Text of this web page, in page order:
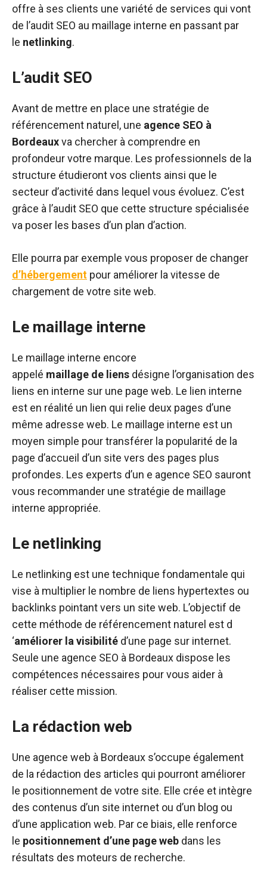
offre à ses clients une variété de services qui vont
de l’audit SEO au maillage interne en passant par
le netlinking.
L’audit SEO
Avant de mettre en place une stratégie de
référencement naturel, une agence SEO à
Bordeauxva chercher à comprendre en
profondeur votre marque. Les professionnels de la
structure étudieront vos clients ainsi que le
secteur d’activité dans lequel vous évoluez. C’est
grâce à l’audit SEO que cette structure spécialisée
va poser les bases d’un plan d’action.
Elle pourra par exemple vous proposer de changer
d’hébergement pour améliorer la vitesse de
chargement de votre site web.
Le maillage interne
Le maillage interne encore
appelé maillage de liens désigne l’organisation des
liens en interne sur une page web. Le lien interne
est en réalité un lien qui relie deux pages d’une
même adresse web. Le maillage interne est un
moyen simple pour transférer la popularité de la
page d’accueil d’un site vers des pages plus
profondes. Les experts d’un e agence SEO sauront
vous recommander une stratégie de maillage
interne appropriée.
Le netlinking
Le netlinking est une technique fondamentale qui
vise à multiplier le nombre de liens hypertextes ou
backlinks pointant vers un site web. L’objectif de
cette méthode de référencement naturel est d
‘améliorer la visibilité d’une page sur internet.
Seule une agence SEO à Bordeaux dispose les
compétences nécessaires pour vous aider à
réaliser cette mission.
La rédaction web
Une agence web à Bordeaux s’occupe également
de la rédaction des articles qui pourront améliorer
le positionnement de votre site. Elle crée et intègre
des contenus d’un site internet ou d’un blog ou
d’une application web. Par ce biais, elle renforce
le positionnement d’une pageweb dans les
résultats des moteurs de recherche.